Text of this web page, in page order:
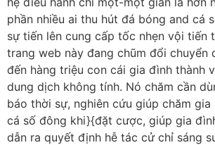
phần nhiều ai thu hút đá bóng and
sự tiến lên cung cấp tốc nhẹn vội tiến
trang web này đang chũm đổi
đến hàng triệu con cái gia đình thành
dung dịch không tính. Nó chăm cần
báo thời sự, nghiên cứu giúp chăm
cá số đông khi}{đặt cược, giúp gia
dẫn ra quyết định hễ tác cử chỉ sáng